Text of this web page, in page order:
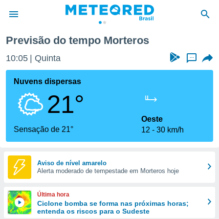
da
fornecidas
a este
das
e
forma
digital
Previsão do tempo Morteros
10:05 Quinta ...
Nuvens dispersas
21°
Sensação de 21°
Oeste
12
30 km/h
Aviso de nível amarelo
Alerta moderado de tempestade em Morteros hoje
Última hora
Ciclone bomba se forma nas próximas horas;
entenda os riscos para o Sudeste